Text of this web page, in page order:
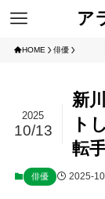
ア
HOME 俳優
新
ト
転
2025
10/13
俳優 2025-